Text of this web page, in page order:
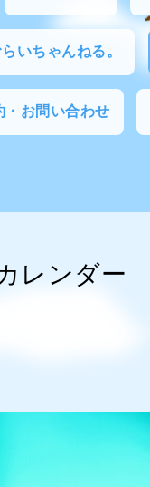
いちゃんねる。
・お問い合わせ
レンダー